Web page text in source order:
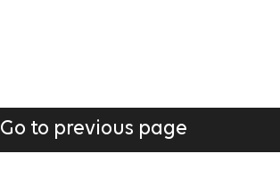
Go to previous page